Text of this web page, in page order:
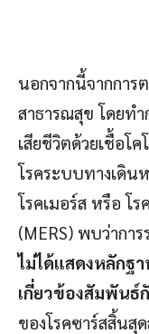
นอกจากนี้จากการ
สาธารณสุข โดยท
เสียชีวิตด้วยเชื้อโ
โรคระบบทางเดิน
โรคเมอร์ส หรือ โ
(MERS) พบว่าการ
ไม่ได้แสดงหลักฐ
เกี่ยวข้องสัมพันธ์
ของโรคซาร์สสิ้นสุ